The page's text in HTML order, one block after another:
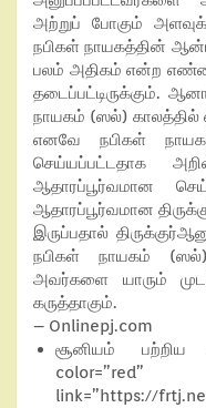
அற்றுப் போகும்
நபிகள் நாயகத்தின்
பலம் அதிகம் என்ற
தடைப்பட்டிருக்கும்.
நாயகம் (ஸல்) காலத்தில்
எனவே நபிகள்
செய்யப்பட்டதாக
ஆதாரப்பூர்வமான
ஆதாரப்பூர்வமான
இருப்பதால்
நபிகள் நாயகம்
அவர்களை யாரும்
கருத்தாகும்.
– Onlinepj.com
சூனியம்
link=”https://